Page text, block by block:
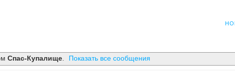
Спас-Купалище. Показать все сообщения